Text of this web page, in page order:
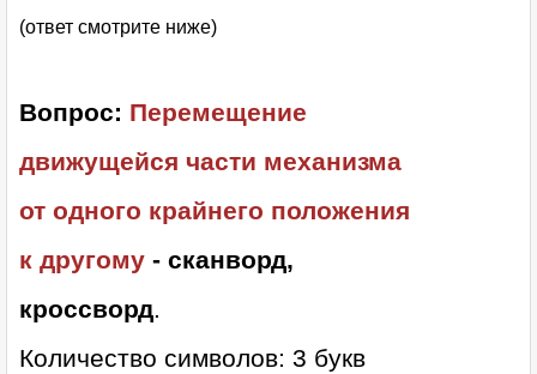
(ответ смотрите ниже)
Вопрос: Перемещение
движущейся части механизма
от одного крайнего положения
к другому - сканворд,
кроссворд.
Количество символов: 3 букв